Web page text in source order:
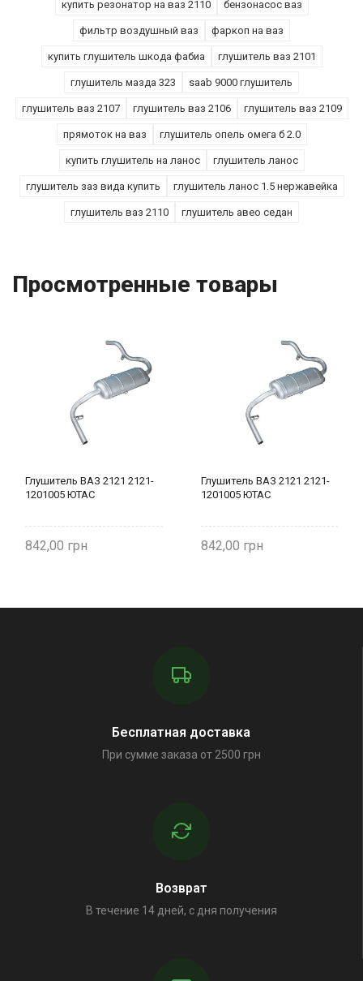
купить резонатор на ваз 2110 бензонасос ваз
фильтр воздушный ваз фаркоп на ваз
купить глушитель шкода фабиа глушитель ваз 2101
глушитель мазда 323 saab 9000 глушитель
глушитель ваз 2107 глушитель ваз 2106 глушитель ваз 2109
прямоток на ваз глушитель опель омега б 2.0
купить глушитель на ланос глушитель ланос
глушитель заз вида купить глушитель ланос 1.5 нержавейка
глушитель ваз 2110 глушитель авео седан
Просмотренные товары
Глушитель ВАЗ 2121 2121-
1201005 ЮТАС
842,00
Глушитель ВАЗ 2121 2121-
1201005 ЮТАС
842,00
Бесплатная доставка
При сумме заказа от 2500 грн
Возврат
В течение 14 дней, с дня получения